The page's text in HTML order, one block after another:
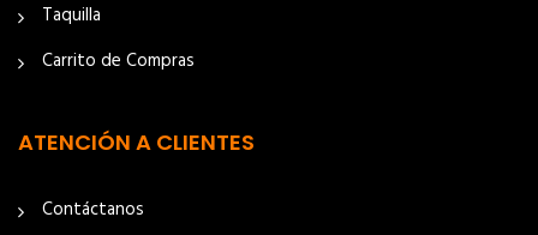
Taquilla
Carrito de Compras
ATENCIÓN A CLIENTES
Contáctanos